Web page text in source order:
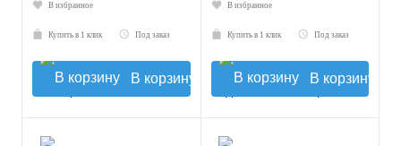
В избранное
Купить в 1 клик Под заказ
В корзину
В избранное
Купить в 1 клик Под заказ
В корзину